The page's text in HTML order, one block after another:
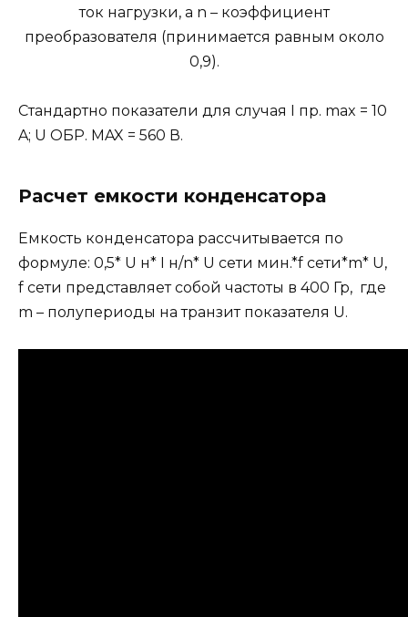
ток нагрузки, а n – коэффициент
преобразователя (принимается равным около
0,9).
Стандартно показатели для случая I пр. max = 10
A; U ОБР. MAX = 560 В.
Расчет емкости конденсатора
Емкость конденсатора рассчитывается по
формуле: 0,5* U н* I н/n* U сети мин.*f сети*m* U,
f сети представляет собой частоты в 400 Гр, где
m – полупериоды на транзит показателя U.